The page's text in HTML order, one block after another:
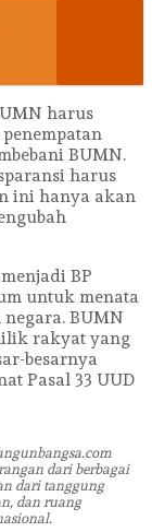
harus
BUMN.
harus
ini hanya akan
BP
untuk menata
BUMN
rakyat yang
besarnya
Pasal 33 UUD
dari berbagai
dari tanggung
dan ruang